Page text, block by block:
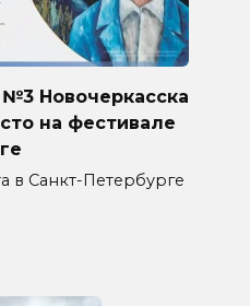
Новочеркасска
на фестивале
в Санкт-Петербурге